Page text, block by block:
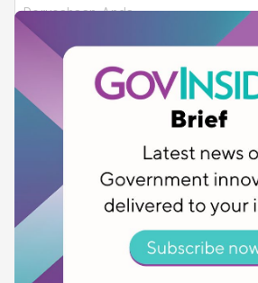
+65
Select
Sektor